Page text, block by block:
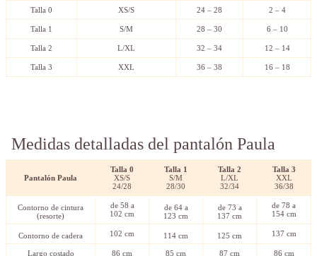
Talla 0 XS/S 24 – 28 2 – 4
Talla 1 S/M 28 – 30 6 – 10
Talla 2 L/XL 32 – 34 12 – 14
Talla 3 XXL 36 – 38 16 – 18
Medidas detalladas del pantalón Paula
Pantalón Paula
Talla 0
XS/S
24/28
Talla 1
S/M
28/30
Talla 2
L/XL
32/34
Talla 3
XXL
36/38
Contorno de cintura
(resorte)
de 58 a
102 cm
de 64 a
123 cm
de 73 a
137 cm
de 78 a
154 cm
Contorno de cadera 102 cm 114 cm 125 cm 137 cm
Largo costado 86 cm 85 cm 87 cm 86 cm